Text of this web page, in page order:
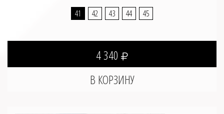
41 42 43 44 45
4 340